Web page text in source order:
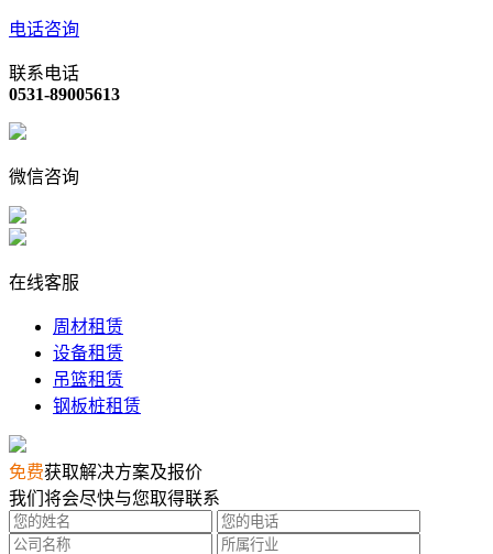
电话咨询
联系电话
0531-89005613
微信咨询
在线客服
周材租赁
设备租赁
吊篮租赁
钢板桩租赁
免费获取解决方案及报价
我们将会尽快与您取得联系